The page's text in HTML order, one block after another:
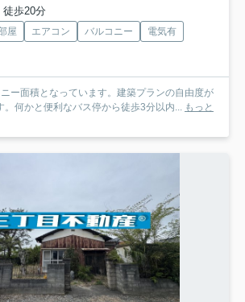
徒歩20分
屋 エアコン バルコニー
電気有
ー面積となっています。建築プランの自由度が
。何かと便利なバス停から徒歩3分以内... もっと